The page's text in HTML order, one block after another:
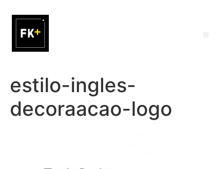
estilo-ingles-
decoraacao-logo